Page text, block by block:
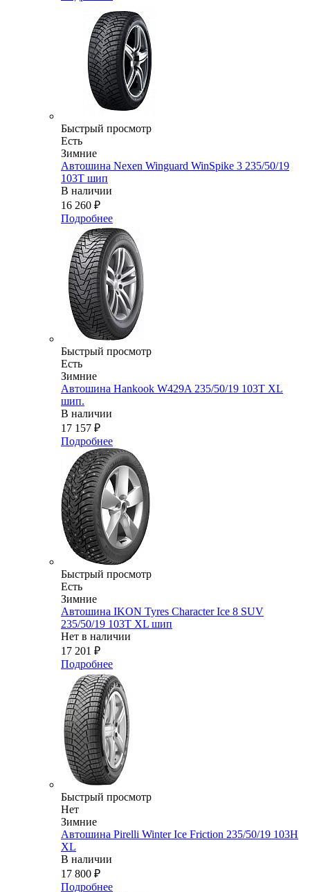
Быстрый просмотр
Есть
Зимние
Автошина Nexen Winguard WinSpike 3 235/50/19
103T шип
В наличии
16 260 ₽
Подробнее
Быстрый просмотр
Есть
Зимние
Автошина Hankook W429A 235/50/19 103T XL
шип.
В наличии
17 157 ₽
Подробнее
Быстрый просмотр
Есть
Зимние
Автошина IKON Tyres Character Ice 8 SUV
235/50/19 103T XL шип
Нет в наличии
17 201 ₽
Подробнее
Быстрый просмотр
Нет
Зимние
Автошина Pirelli Winter Ice Friction 235/50/19 103H
XL
В наличии
17 800 ₽
Подробнее